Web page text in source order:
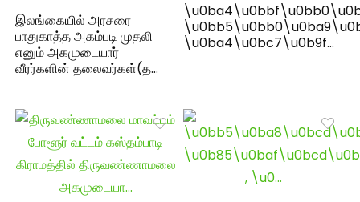
இலங்கையில் அரசரை
பாதுகாத்த அகம்படி முதலி
எனும் அகமுடையார்
வீரர்களின் தலைவர்கள்(த…
\u0ba4\u0bc7\u0b9f…